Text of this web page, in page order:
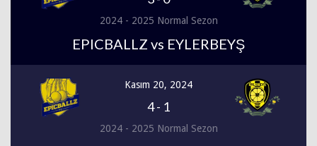
2024 - 2025 Normal Sezon
EPICBALLZ vs EYLERBEYŞ
Kasım 20, 2024
4- 1
2024 - 2025 Normal Sezon